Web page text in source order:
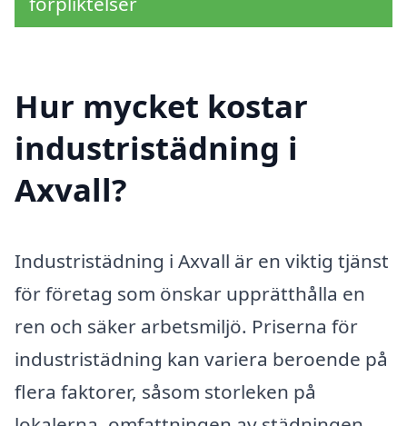
Hur mycket kostar
industristädning i
Axvall?
Industristädning i Axvall är en viktig tjänst
för företag som önskar upprätthålla en
ren och säker arbetsmiljö. Priserna för
industristädning kan variera beroende på
flera faktorer, såsom storleken på